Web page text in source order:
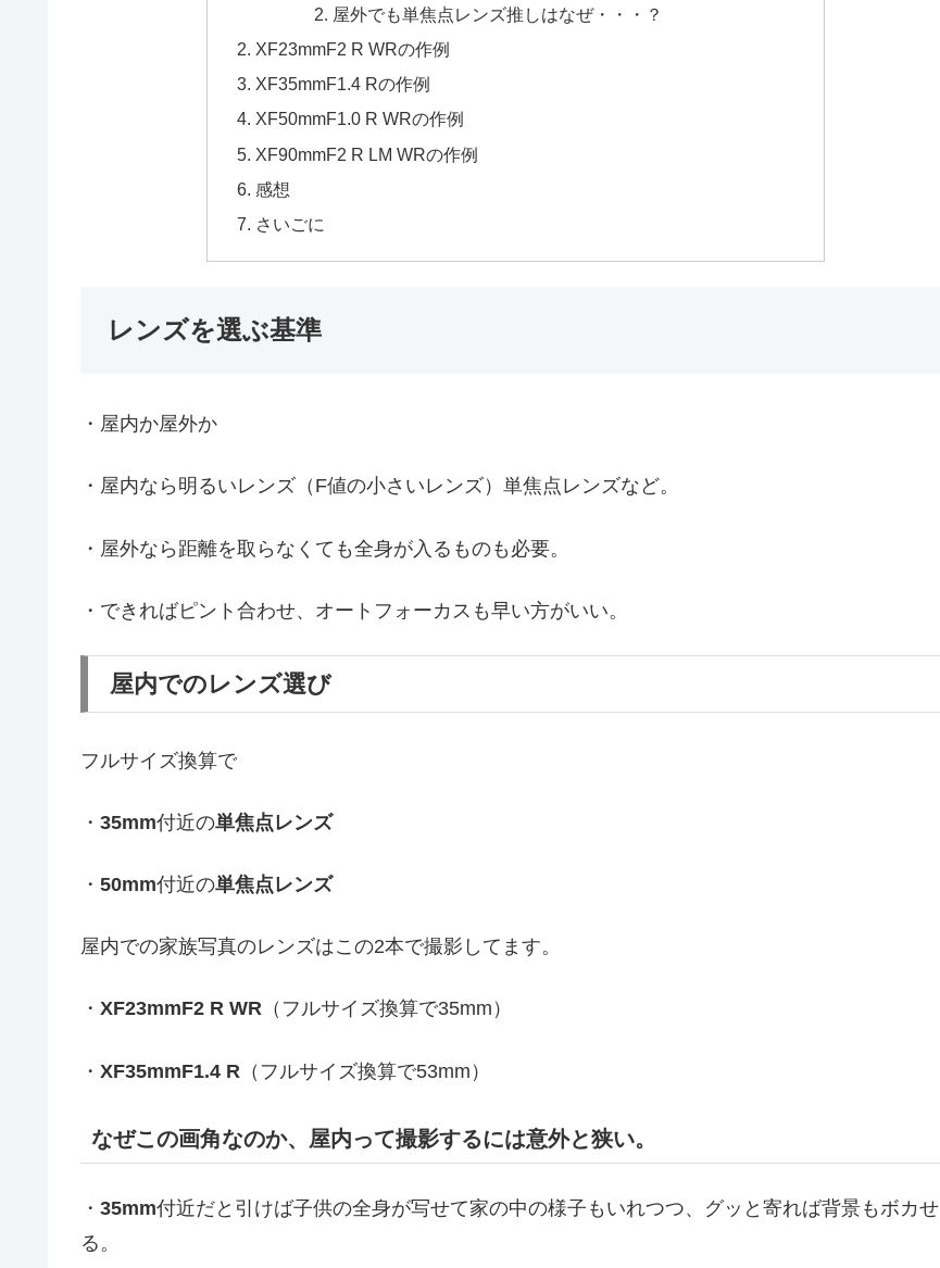
屋外でも単焦点レンズ推しはなぜ・・・？
XF23mmF2 R WRの作例
XF35mmF1.4 Rの作例
XF50mmF1.0 R WRの作例
XF90mmF2 R LM WRの作例
感想
さいごに
レンズを選ぶ基準
・屋内か屋外か
・屋内なら明るいレンズ（F値の小さいレンズ）単焦点レンズなど。
・屋外なら距離を取らなくても全身が入るものも必要。
・できればピント合わせ、オートフォーカスも早い方がいい。
屋内でのレンズ選び
フルサイズ換算で
・ 35mm付近の単焦点レンズ
・ 50mm付近の単焦点レンズ
屋内での家族写真のレンズはこの2本で撮影してます。
・ XF23mmF2 R WR （フルサイズ換算で35mm）
・ XF35mmF1.4 R （フルサイズ換算で53mm）
なぜこの画角なのか、屋内って撮影するには意外と狭い。
・ 35mm付近だと引けば子供の全身が写せて家の中の様子もいれつつ、グッと寄れば背景もボカせ
る。